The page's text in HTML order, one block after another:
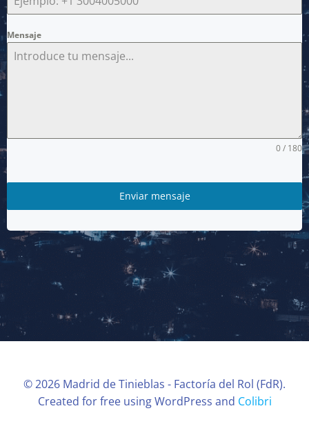
Mensaje
0 / 180
Enviar mensaje
© 2026 Madrid de Tinieblas - Factoría del Rol (FdR).
Created for free using WordPress and Colibri